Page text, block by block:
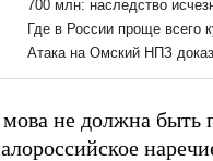
не должна быть